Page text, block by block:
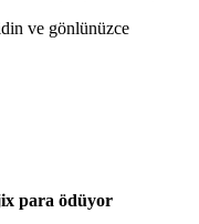
ve gönlünüzce
para ödüyor